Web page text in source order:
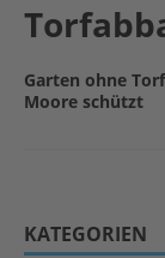
Garten ohne
Moore schützt
KATEGORIEN